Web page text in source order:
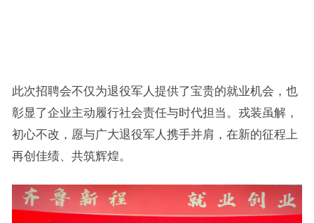
此次招聘会不仅为退役军人提供了宝贵的就业机会，也
彰显了企业主动履行社会责任与时代担当。戎装虽解，
初心不改，愿与广大退役军人携手并肩，在新的征程上
再创佳绩、共筑辉煌。